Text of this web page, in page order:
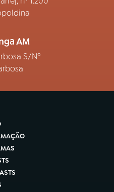
AM
S/Nº